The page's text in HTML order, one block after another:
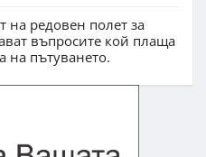
на редовен полет за
въпросите кой плаща
на пътуването.